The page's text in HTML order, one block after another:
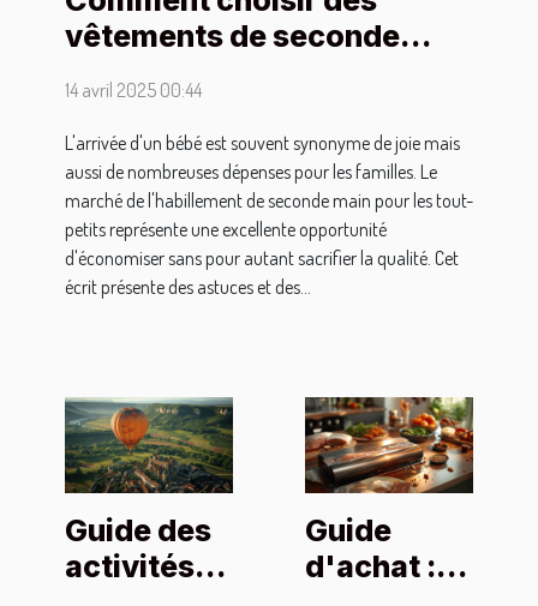
vêtements de seconde
compromettre la qualité
14 avril 2025 00:44
L'arrivée d'un bébé est souvent synonyme de joie mais
aussi de nombreuses dépenses pour les familles. Le
marché de l'habillement de seconde main pour les tout-
petits représente une excellente opportunité
d'économiser sans pour autant sacrifier la qualité. Cet
écrit présente des astuces et des...
Guide des
activités
Guide
d'achat :